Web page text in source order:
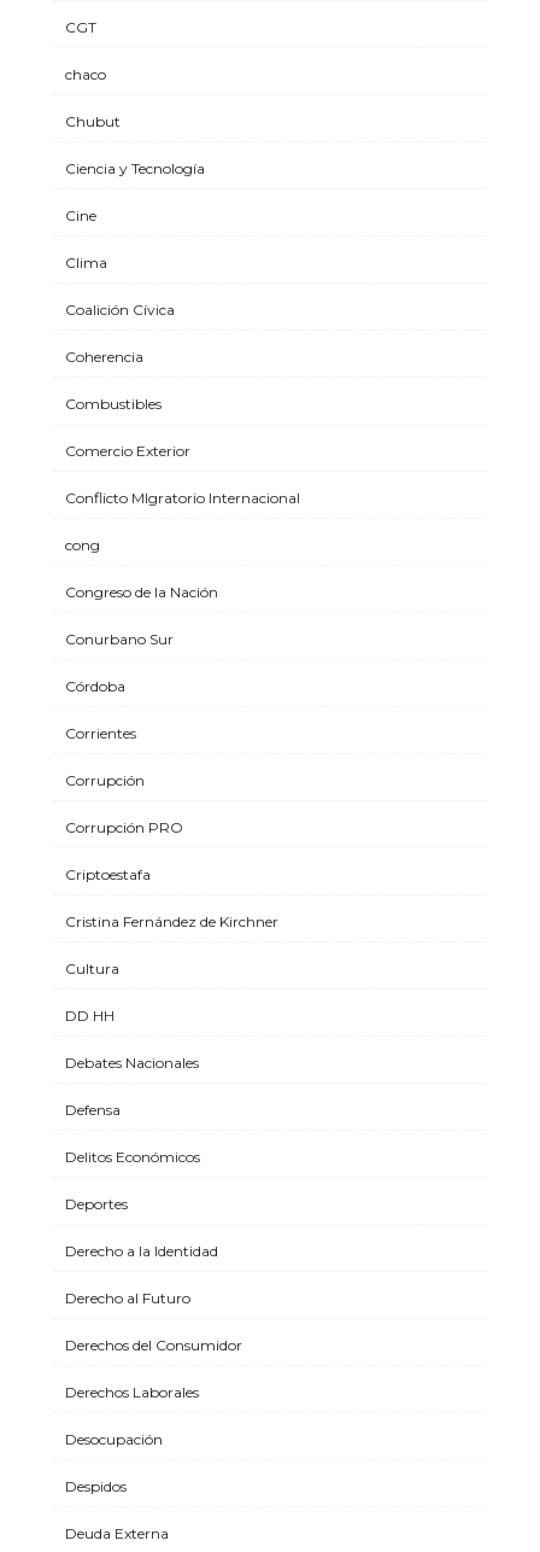
CGT
chaco
Chubut
Ciencia y Tecnología
Cine
Clima
Coalición Cívica
Coherencia
Combustibles
Comercio Exterior
Conflicto MIgratorio Internacional
cong
Congreso de la Nación
Conurbano Sur
Córdoba
Corrientes
Corrupción
Corrupción PRO
Criptoestafa
Cristina Fernández de Kirchner
Cultura
DD HH
Debates Nacionales
Defensa
Delitos Económicos
Deportes
Derecho a la Identidad
Derecho al Futuro
Derechos del Consumidor
Derechos Laborales
Desocupación
Despidos
Deuda Externa